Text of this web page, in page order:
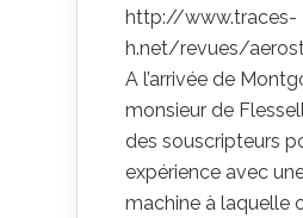
http://www.traces-
h.net/revues/
A l’arrivée de
monsieur de
des souscripteurs
expérience avec
machine à laquelle